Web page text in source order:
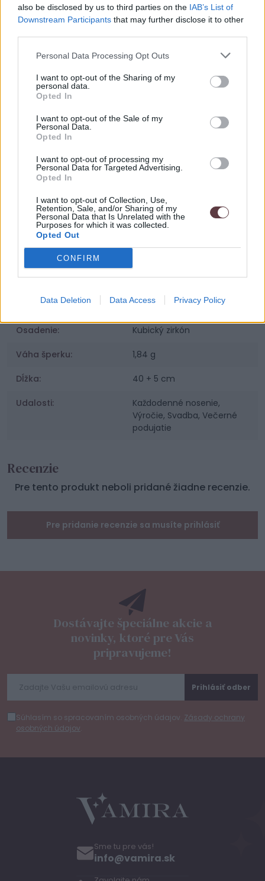
also be disclosed by us to third parties on the IAB’s List of
Downstream Participants that may further disclose it to other
Personal Data Processing Opt Outs
I want to opt-out of the Sharing of my
personal data.
Opted In
I want to opt-out of the Sale of my
Personal Data.
Opted In
I want to opt-out of processing my
Personal Data for Targeted Advertising.
Opted In
I want to opt-out of Collection, Use,
Retention, Sale, and/or Sharing of my
Personal Data that Is Unrelated with the
Purposes for which it was collected.
Opted Out
CONFIRM
Data Deletion Data Access Privacy Policy
Tento šperk je ideálny darček k narodeninám, či výročiu a
ponúkame ho v dvoch variantoch.
Všetky šperky kolekcie Vamira sú hypoalergénnej povahy,
riešením pre osoby s jemnou a citlivou pokožkou.
Sme zaregistrovaný na puncovom úrade.
Parametre
95 Whitney
Výrobca:
Kategórie:
Povrchová úprava: Pozlátené 14K zlatom
Osadenie: Kubický zirkón
Váha šperku: 1,84 g
Dĺžka: 40 + 5 cm
Udalosti:
Každodenné nosenie,
Výročie, Svadba, Večerné
podujatie
Recenzie
Pre tento produkt neboli pridané žiadne recenzie.
Pre pridanie recenzie sa musíte prihlásiť
Dostávajte špeciálne akcie a
novinky, ktoré pre Vás
pripravujeme!
Súhlasím so spracovaním osobných údajov. Zásady ochrany
osobných údajov.
Prihlásiť odber
Sme tu pre vás!
info@vamira.sk